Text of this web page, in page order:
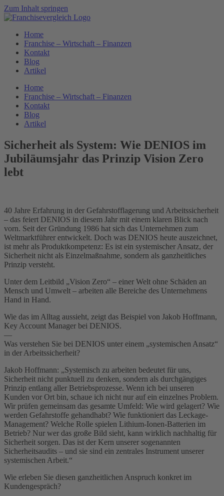
Zum Inhalt springen
Home
Franchise – Wirtschaft – Finanzen
Kontakt
Blog
Artikel
Home
Franchise – Wirtschaft – Finanzen
Kontakt
Blog
Artikel
Sicherheit als System: Wie DENIOS im
Jubiläumsjahr das Prinzip Vision Zero
lebt
40 Jahre Erfahrung in der Gefahrstofflagerung und Arbeitssicherheit
– das feiert DENIOS in diesem Jahr mit einem klaren Blick nach
vorn. Seit der Gründung 1986 hat sich das Unternehmen zum
Weltmarktführer entwickelt. Doch was DENIOS heute auszeichnet,
ist mehr als Produktkompetenz: Es ist ein systemischer Ansatz, der
Sicherheit nicht als Einzelmaßnahme, sondern als ganzheitliches
Prinzip versteht.
Unter dem Leitbild „Vision Zero“ – einer Welt ohne Schäden an
Mensch und Umwelt – arbeiten alle Bereiche des Unternehmens
Hand in Hand.
Wie das im Alltag aussieht, zeigt das Beispiel von Jakob Hoffmann,
Key Account Manager bei DENIOS.
—
Was verstehen Sie bei DENIOS unter einem „systemischen Ansatz“
in der Arbeitssicherheit?
Jakob Hoffmann: „Systemisch zu arbeiten bedeutet für uns,
Sicherheit nicht punktuell zu denken, sondern als durchgängiges
Prinzip entlang aller Betriebsprozesse. Wenn ich bei unseren
Kunden vor Ort bin, schaue ich nicht nur auf ein einzelnes Problem.
Wir prüfen gemeinsam das gesamte Umfeld: Wie wird gelagert? Wie
werden Gefahrstoffe gehandhabt? Wie funktioniert das Leckage-
Management? Welche Rolle spielen Lithium-Ionen-Batterien im
Betrieb? Nur wer das große Bild sieht, kann wirklich nachhaltig für
Sicherheit sorgen. Das ist der Kern unserer sogenannten
Sicherheitsaudits – und sie sind ein zentrales Instrument unserer
systemischen Arbeit.“
Wie erleben Sie diesen ganzheitlichen Anspruch konkret im
Kundengespräch?